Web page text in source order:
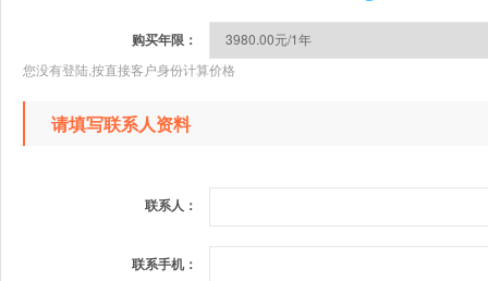
购买年限：
您没有登陆,按直接客户身份计算价格
请填写联系人资料
联系人：
联系手机：